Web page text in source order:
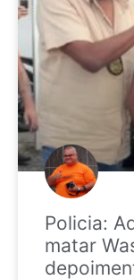
Policia:
matar